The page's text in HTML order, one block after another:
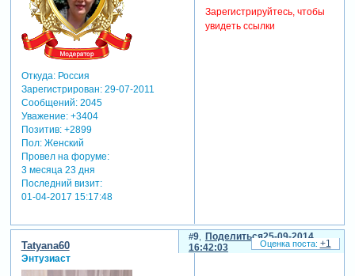
Откуда:Россия
Зарегистрирован: 29-07-2011
Сообщений:2045
Уважение: +3404
Позитив: +2899
Пол:Женский
Провел на форуме:
3 месяца 23 дня
Последний визит:
01-04-2017 15:17:48
Зарегистрируйтесь, чтобы
увидеть ссылки
Поделиться
9
25-09-2014
16:42:03
Tatyana60
Энтузиаст
+1